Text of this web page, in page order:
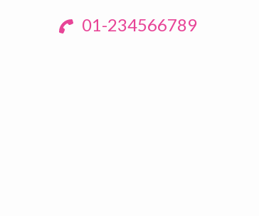
01-234566789